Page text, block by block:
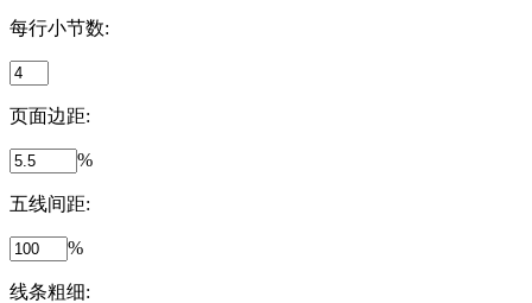
每行小节数:
页面边距:
%
五线间距:
%
线条粗细: